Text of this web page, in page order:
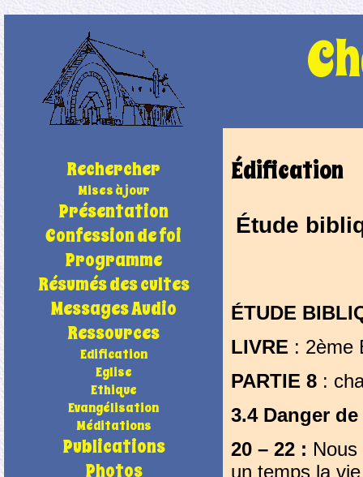
Rechercher
Mises à jour
Présentation
Confession de foi
Programme
Résumés des cultes
Messages Audio
Ressources
Edification
Eglise
Ethique
Evangélisation
Méditations
Publications
Photos
Édification
Étude
ÉTUDE
LIVRE : 2ème
PARTIE 8 :
3.4 Danger
20 – 22 :
un temps la